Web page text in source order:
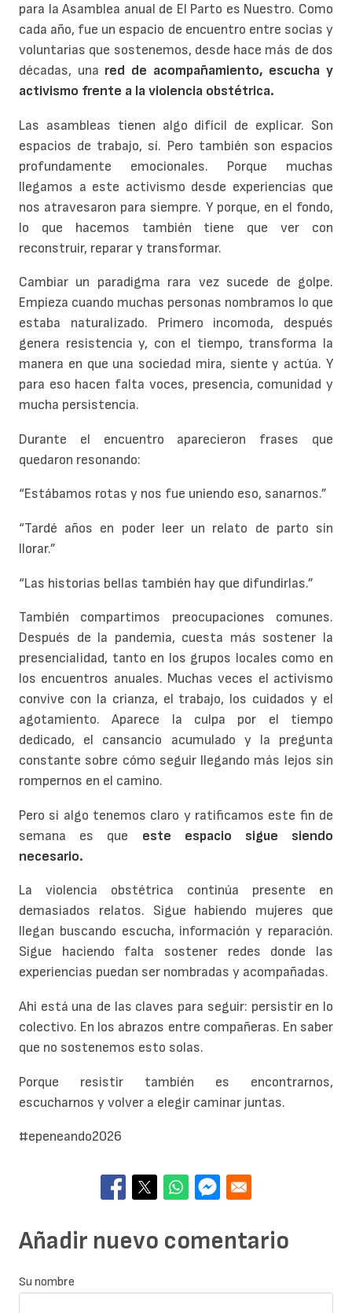
para la Asamblea anual de El Parto es Nuestro. Como
cada año, fue un espacio de encuentro entre socias y
voluntarias que sostenemos, desde hace más de dos
décadas, una red de acompañamiento, escucha y
activismo frente a la violencia obstétrica.
Las asambleas tienen algo difícil de explicar. Son
espacios de trabajo, sí. Pero también son espacios
profundamente emocionales. Porque muchas
llegamos a este activismo desde experiencias que
nos atravesaron para siempre. Y porque, en el fondo,
lo que hacemos también tiene que ver con
reconstruir, reparar y transformar.
Cambiar un paradigma rara vez sucede de golpe.
Empieza cuando muchas personas nombramos lo que
estaba naturalizado. Primero incomoda, después
genera resistencia y, con el tiempo, transforma la
manera en que una sociedad mira, siente y actúa. Y
para eso hacen falta voces, presencia, comunidad y
mucha persistencia.
Durante el encuentro aparecieron frases que
quedaron resonando:
“Estábamos rotas y nos fue uniendo eso, sanarnos.”
“Tardé años en poder leer un relato de parto sin
llorar.”
“Las historias bellas también hay que difundirlas.”
También compartimos preocupaciones comunes.
Después de la pandemia, cuesta más sostener la
presencialidad, tanto en los grupos locales como en
los encuentros anuales. Muchas veces el activismo
convive con la crianza, el trabajo, los cuidados y el
agotamiento. Aparece la culpa por el tiempo
dedicado, el cansancio acumulado y la pregunta
constante sobre cómo seguir llegando más lejos sin
rompernos en el camino.
Pero si algo tenemos claro y ratificamos este fin de
semana es que este espacio sigue siendo
necesario.
La violencia obstétrica continúa presente en
demasiados relatos. Sigue habiendo mujeres que
llegan buscando escucha, información y reparación.
Sigue haciendo falta sostener redes donde las
experiencias puedan ser nombradas y acompañadas.
Ahi está una de las claves para seguir: persistir en lo
colectivo. En los abrazos entre compañeras. En saber
que no sostenemos esto solas.
Porque resistir también es encontrarnos,
escucharnos y volver a elegir caminar juntas.
#epeneando2026
Añadir nuevo comentario
Su nombre